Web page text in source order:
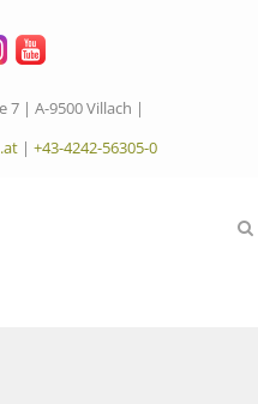
7 | A-9500 Villach |
| +43-4242-56305-0